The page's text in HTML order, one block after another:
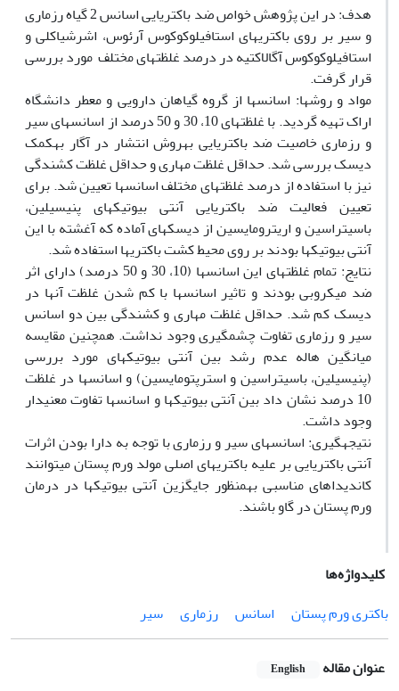
هدف: در این پژوهش خواص ضد باکتریایی اسانس 2 گیاه رزماری
و سیر بر روی باکتری‏های استافیلوکوکوس آرئوس، اشرشیاکلی و
استافیلوکوکوس آگالاکتیه در درصد غلظت‏های مختلف مورد بررسی
قرار گرفت.
مواد و روش‏ها: اسانس‏ها از گروه گیاهان دارویی و معطر دانشگاه
اراک تهیه گردید. با غلظت‏های 10، 30 و 50 درصد از اسانس‏های سیر
و رزماری خاصیت ضد باکتریایی به‏روش انتشار در آگار به‏کمک
دیسک بررسی شد. حداقل غلظت مهاری و حداقل غلظت کشندگی
نیز با استفاده از درصد غلظت‏های مختلف اسانس‏ها تعیین شد. برای
تعیین فعالیت ضد باکتریایی آنتی بیوتیک‏های پنی‏سیلین،
باسیتراسین و اریترومایسین از دیسک‏های آماده که آغشته با این
آنتی بیوتیک‏ها بودند بر روی محیط کشت باکتری‏ها استفاده شد.
نتایج: تمام غلظت‏های این اسانس‏ها (10، 30 و 50 درصد) دارای اثر
ضد میکروبی بودند و تاثیر اسانس‏ها با کم شدن غلظت آن‏ها در
دیسک کم شد. حداقل غلظت مهاری و کشندگی بین دو اسانس
سیر و رزماری تفاوت چشمگیری وجود نداشت. همچنین مقایسه
میانگین هاله عدم رشد بین آنتی بیوتیک‏های مورد بررسی
(پنی‏سیلین، باسیتراسین و استرپتومایسین) و اسانس‏ها در غلظت
10 درصد نشان داد بین آنتی بیوتیک‏ها و اسانس‏ها تفاوت معنی‏دار
وجود داشت.
نتیجه‏گیری: اسانس‏های سیر و رزماری با توجه به دارا بودن اثرات
آنتی باکتریایی بر علیه باکتری‏های اصلی مولد ورم پستان می‏توانند
کاندیداهای مناسبی به‏منظور جایگزین آنتی بیوتیک‏ها در درمان
ورم پستان در گاو باشند.
کلیدواژه‌ها
باکتری ورم پستان
اسانس‏ رزماری سیر
عنوان مقاله English